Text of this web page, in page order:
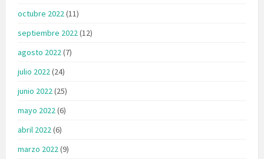
octubre 2022(11)
septiembre 2022(12)
agosto 2022(7)
julio 2022(24)
junio 2022(25)
mayo 2022(6)
abril 2022(6)
marzo 2022(9)